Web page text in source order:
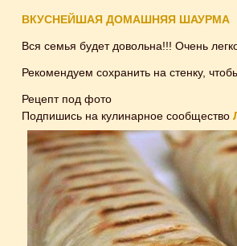
ВКУСНЕЙШАЯ ДОМАШНЯЯ ШАУРМА
Вся семья будет довольна!!! Очень
Рекомендуем сохранить на стенку,
Рецепт под фото
Подпишись на кулинарное сообщество